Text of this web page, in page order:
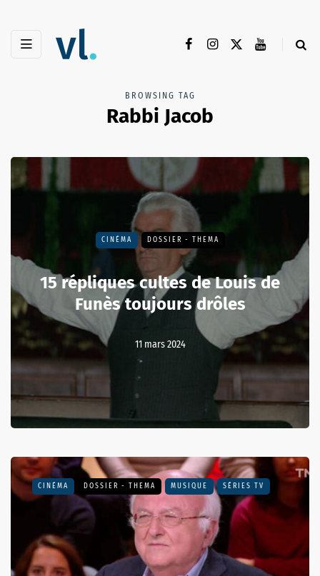
BROWSING TAG
Rabbi Jacob
CINÉMA DOSSIER - THEMA
15 répliques cultes de Louis de
Funès toujours drôles
11 mars 2024
CINÉMA DOSSIER - THEMA MUSIQUE SÉRIES TV